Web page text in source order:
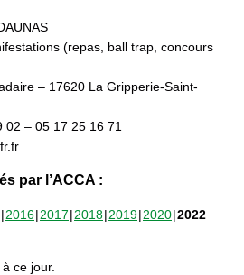
(repas, ball trap, concours
– 17620 La Gripperie-Saint-
02 – 05 17 25 16 71
par l’ACCA :
2016 2017 2018 2019 2020 2022
ce jour.